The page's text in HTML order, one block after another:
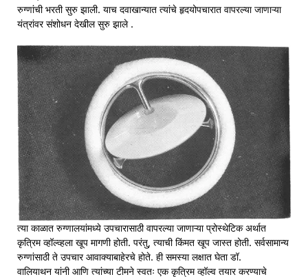
रुग्णांची भरती सुरु झाली. याच दवाखान्यात त्यांचे हृदयोपचारात वापरल्या जाणाऱ्या
यंत्रांवर संशोधन देखील सुरु झाले .
त्या काळात रुग्णालयांमध्ये उपचारासाठी वापरल्या जाणाऱ्या प्रोस्थेटिक अर्थात
कृत्रिम व्हॉल्व्हला खूप मागणी होती. परंतु, त्याची किंमत खूप जास्त होती. सर्वसामान्य
रुग्णांसाठी ते उपचार आवाक्याबाहेरचे होते. ही समस्या लक्षात घेता डॉ.
वालियाथन यांनी आणि त्यांच्या टीमने स्वतः एक कृत्रिम व्हॉल्व तयार करण्याचे